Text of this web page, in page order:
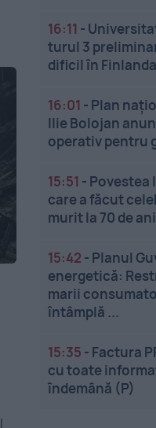
16:11 -
turul 3
dificil în
16:01 - Plan
Ilie Bolojan
operativ pentru
15:51 - Povestea
care a făcut
murit la 70 de ani
15:42 - Planul
energetică:
marii
întâmplă ...
15:35 - Factura
cu toate
îndemână (P)